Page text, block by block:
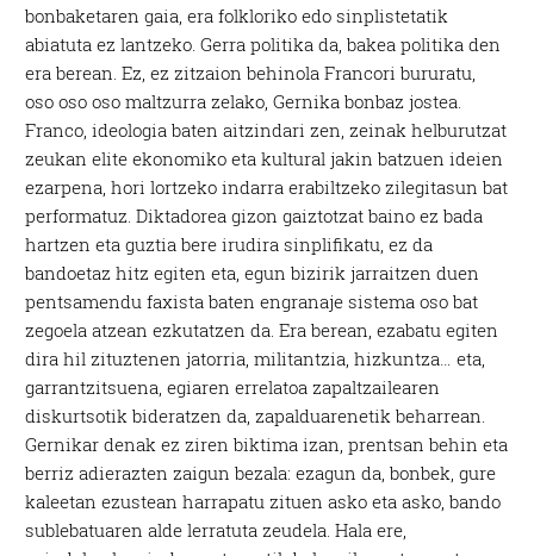
bonbaketaren gaia, era folkloriko edo sinplistetatik
abiatuta ez lantzeko. Gerra politika da, bakea politika den
era berean. Ez, ez zitzaion behinola Francori bururatu,
oso oso oso maltzurra zelako, Gernika bonbaz jostea.
Franco, ideologia baten aitzindari zen, zeinak helburutzat
zeukan elite ekonomiko eta kultural jakin batzuen ideien
ezarpena, hori lortzeko indarra erabiltzeko zilegitasun bat
performatuz. Diktadorea gizon gaiztotzat baino ez bada
hartzen eta guztia bere irudira sinplifikatu, ez da
bandoetaz hitz egiten eta, egun bizirik jarraitzen duen
pentsamendu faxista baten engranaje sistema oso bat
zegoela atzean ezkutatzen da. Era berean, ezabatu egiten
dira hil zituztenen jatorria, militantzia, hizkuntza… eta,
garrantzitsuena, egiaren errelatoa zapaltzailearen
diskurtsotik bideratzen da, zapalduarenetik beharrean.
Gernikar denak ez ziren biktima izan, prentsan behin eta
berriz adierazten zaigun bezala: ezagun da, bonbek, gure
kaleetan ezustean harrapatu zituen asko eta asko, bando
sublebatuaren alde lerratuta zeudela. Hala ere,